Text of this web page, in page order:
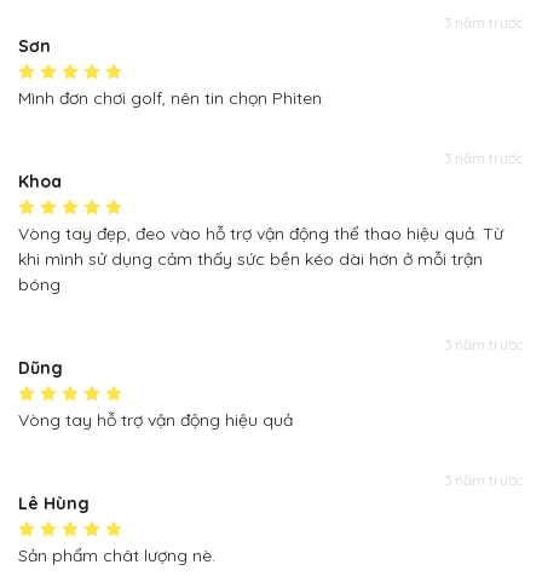
3 năm trước
Sơn
Mình đơn chơi golf, nên tin chọn Phiten
3 năm trước
Khoa
Vòng tay đẹp, đeo vào hỗ trợ vận động thể thao hiệu quả. Từ
khi mình sử dụng cảm thấy sức bền kéo dài hơn ở mỗi trận
bóng
3 năm trước
Dũng
Vòng tay hỗ trợ vận động hiệu quả
3 năm trước
Lê Hùng
Sản phẩm chât lượng nè.